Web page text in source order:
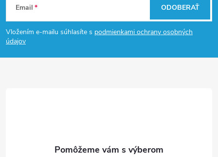
á
p
Email
Vložením e-mailu súhlasíte s podmienkami ochrany osobných
údajov
ODOBERAŤ